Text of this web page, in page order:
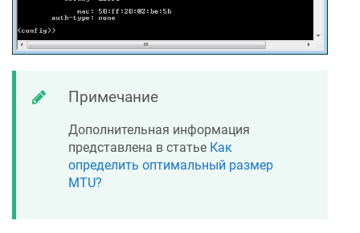
Примечание
Дополнительная информация
представлена в статье Как
определить оптимальный размер
MTU?